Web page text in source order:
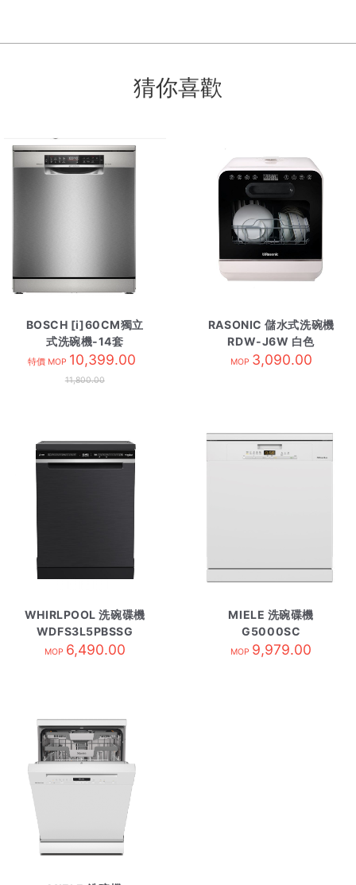
猜你喜歡
BOSCH [i]60CM獨立
式洗碗機-14套
SMS6ZCI85M
特價 MOP 10,399.00
11,800.00
RASONIC 儲水式洗碗機
RDW-J6W 白色
MOP 3,090.00
WHIRLPOOL 洗碗碟機
WDFS3L5PBSSG
MOP 6,490.00
MIELE 洗碗碟機
G5000SC
MOP 9,979.00